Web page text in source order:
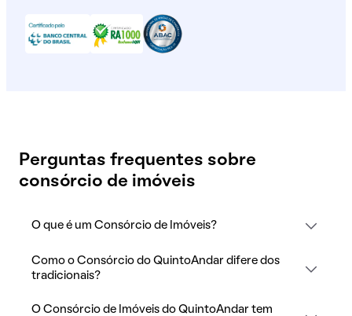
Perguntas frequentes sobre
consórcio de imóveis
O que é um Consórcio de Imóveis?
Como o Consórcio do QuintoAndar difere dos
tradicionais?
O Consórcio de Imóveis do QuintoAndar tem